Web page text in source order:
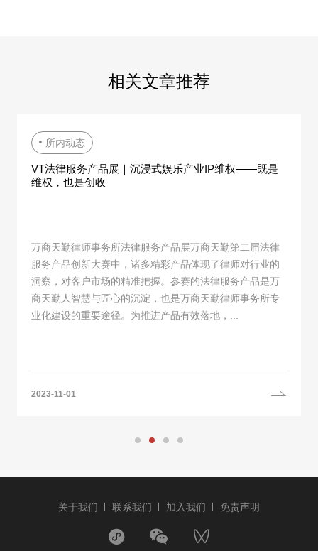
相关文章推荐
所内动态
VT法律服务产品展｜沉浸式娱乐产业IP维权——既是
维权，也是创收
万商天勤律师事务所法律服务产品展万商天勤第二届法律
服务产品创新大赛中，诸多精彩产品体现了律师对行业的
洞察，对客户市场的精准把握。参赛的法律服务产品是万
商天勤人智慧与匠心的沉淀，也是万商天勤律师事务所专
业化建设的重要途径。为推进产品有效落地，...
2023-11-01
关于我们 联系我们 加入我们 免责声明